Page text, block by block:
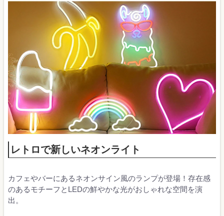
レトロで新しいネオンライト
カフェやバーにあるネオンサイン風のランプが登場！存在感
のあるモチーフとLEDの鮮やかな光がおしゃれな空間を演
出。